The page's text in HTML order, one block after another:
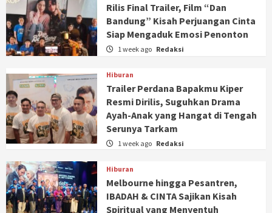
Rilis Final Trailer, Film “Dan
Bandung” Kisah Perjuangan Cinta
Siap Mengaduk Emosi Penonton
1 week ago Redaksi
Hiburan
Trailer Perdana Bapakmu Kiper
Resmi Dirilis, Suguhkan Drama
Ayah-Anak yang Hangat di Tengah
Serunya Tarkam
1 week ago Redaksi
Hiburan
Melbourne hingga Pesantren,
IBADAH & CINTA Sajikan Kisah
Spiritual yang Menyentuh